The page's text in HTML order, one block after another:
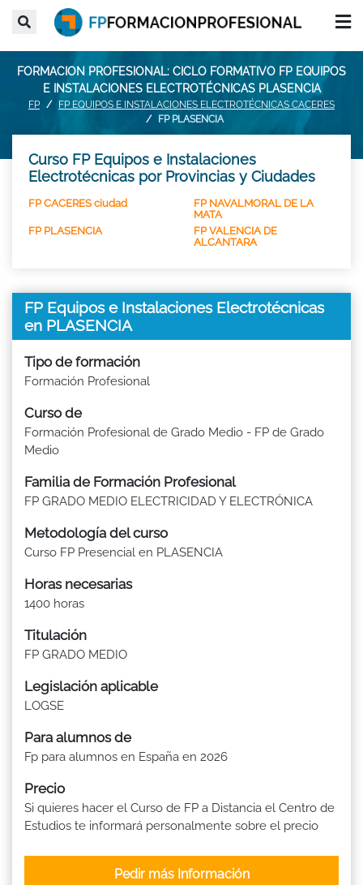
FORMACION PROFESIONAL: CICLO FORMATIVO FP EQUIPOS
E INSTALACIONES ELECTROTÉCNICAS PLASENCIA
FP
FP EQUIPOS E INSTALACIONES ELECTROTÉCNICAS CACERES
FP PLASENCIA
Curso FP Equipos e Instalaciones
Electrotécnicas por Provincias y Ciudades
FP CACERES ciudad
FP NAVALMORAL DE LA
MATA
FP PLASENCIA
FP VALENCIA DE
ALCANTARA
FP Equipos e Instalaciones Electrotécnicas
en PLASENCIA
Tipo de formación
Formación Profesional
Curso de
Formación Profesional de Grado Medio - FP de Grado
Medio
Familia de Formación Profesional
FP GRADO MEDIO ELECTRICIDAD Y ELECTRÓNICA
Metodología del curso
Curso FP Presencial en PLASENCIA
Horas necesarias
1400 horas
Titulación
FP GRADO MEDIO
Legislación aplicable
LOGSE
Para alumnos de
Fp para alumnos en España en 2026
Precio
Si quieres hacer el Curso de FP a Distancia el Centro de
Estudios te informará personalmente sobre el precio
Pedir más Información